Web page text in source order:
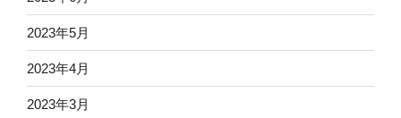
2023年5月
2023年4月
2023年3月